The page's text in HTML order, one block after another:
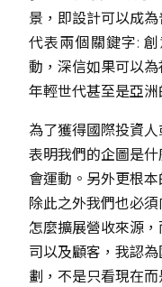
景，即設計可以成
代表兩個關鍵字:
動，深信如果可以
年輕世代甚至是亞
為了獲得國際投資
表明我們的企圖是
會運動。另外更根
除此之外我們也必
怎麼擴展營收來源
司以及顧客，我認
劃，不是只看現在而